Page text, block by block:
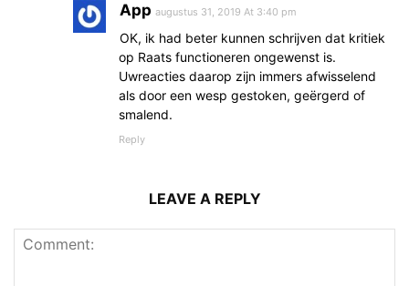
App augustus 31, 2019 At 3:40 pm
OK, ik had beter kunnen schrijven dat kritiek
op Raats functioneren ongewenst is.
Uwreacties daarop zijn immers afwisselend
als door een wesp gestoken, geërgerd of
smalend.
Reply
LEAVE A REPLY